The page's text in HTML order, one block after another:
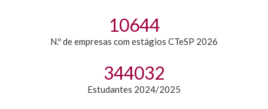
13644
N.º de empresas com estágios CTeSP 2026
438032
Estudantes 2024/2025